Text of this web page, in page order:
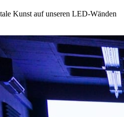
Kunst auf unseren LED-Wänden